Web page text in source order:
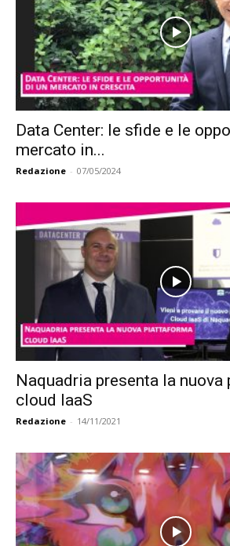
Data Center: le sfide e le
mercato in...
Redazione - 07/05/2024
Naquadria presenta la
cloud IaaS
Redazione - 14/11/2021